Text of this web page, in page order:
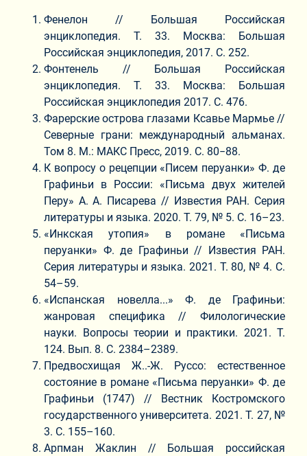
Фенелон // Большая Российская
энциклопедия. Т. 33. Москва: Большая
Российская энциклопедия, 2017. С. 252.
Фонтенель // Большая Российская
энциклопедия. Т. 33. Москва: Большая
Российская энциклопедия 2017. С. 476.
Фарерские острова глазами Ксавье Мармье //
Северные грани: международный альманах.
Том 8. М.: МАКС Пресс, 2019. С. 80−88.
К вопросу о рецепции «Писем перуанки» Ф. де
Графиньи в России: «Письма двух жителей
Перу» А. А. Писарева // Известия РАН. Серия
литературы и языка. 2020. Т. 79, № 5. С. 16–23.
«Инкская утопия» в романе «Письма
перуанки» Ф. де Графиньи // Известия РАН.
Серия литературы и языка. 2021. Т. 80, № 4. С.
54–59.
«Испанская новелла...» Ф. де Графиньи:
жанровая специфика // Филологические
науки. Вопросы теории и практики. 2021. Т.
124. Вып. 8. С. 2384–2389.
Предвосхищая Ж..-Ж. Руссо: естественное
состояние в романе «Письма перуанки» Ф. де
Графиньи (1747) // Вестник Костромского
государственного университета. 2021. Т. 27, №
3. С. 155–160.
Арпман Жаклин // Большая российская